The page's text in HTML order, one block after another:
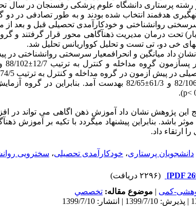
پرستاری دانشگاه علوم پزشکی رفسنجان در سال تحصیلی 99-
هدفمند انتخاب شده بودند و به طور تصادفی در دو گروه آزمایشی (15 نفر) و
روانشناختی و خودکارآمدی تحصیلی قبل و بعد از
تحت درمان مدیریت ذهن­آگاهی محور قرار گرفتند و
خی دو، تی تست و تحلیل کوواریانس تحلیل شد.
نشان داد میانگین و انحراف­معیار سرسختی روانشناختی در
±88/102 و 15/6
در پیش آزمون در گروه مداخله و کنترل به ترتیب 74/5
106 و 61/3 ±82/65 به­دست آمد.
بنابراین در گروه
p
).
این پژوهش نشان داد آموزش ذهن اگاهی می تواند در
باشد. بنابراین پیشنهاد می­گردد با تکیه بر آموزش
ارتقاء داد.
دانشجویان پرستاری، خودکارآمدی تحصیلی، سخت­رویی
(۲۲۹۶ دریافت)
کمی | موضوع مقاله: تخصصي